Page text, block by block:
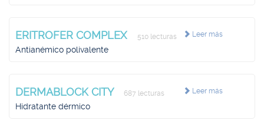
Leer más
ERITROFER COMPLEX 510 lecturas
Antianémico polivalente
Leer más
DERMABLOCK CITY 687 lecturas
Hidratante dérmico